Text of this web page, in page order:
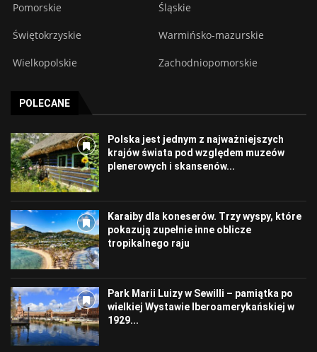
Pomorskie Śląskie
Świętokrzyskie Warmińsko-mazurskie
Wielkopolskie Zachodniopomorskie
POLECANE
Polska jest jednym z najważniejszych
krajów świata pod względem muzeów
plenerowych i skansenów...
Karaiby dla koneserów. Trzy wyspy, które
pokazują zupełnie inne oblicze
tropikalnego raju
Park Marii Luizy w Sewilli – pamiątka po
wielkiej Wystawie Iberoamerykańskiej w
1929...